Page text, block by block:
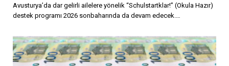
Avusturya’da dar gelirli ailelere yönelik “Schulstartklar!” (Okula Hazır)
destek programı 2026 sonbaharında da devam edecek.…